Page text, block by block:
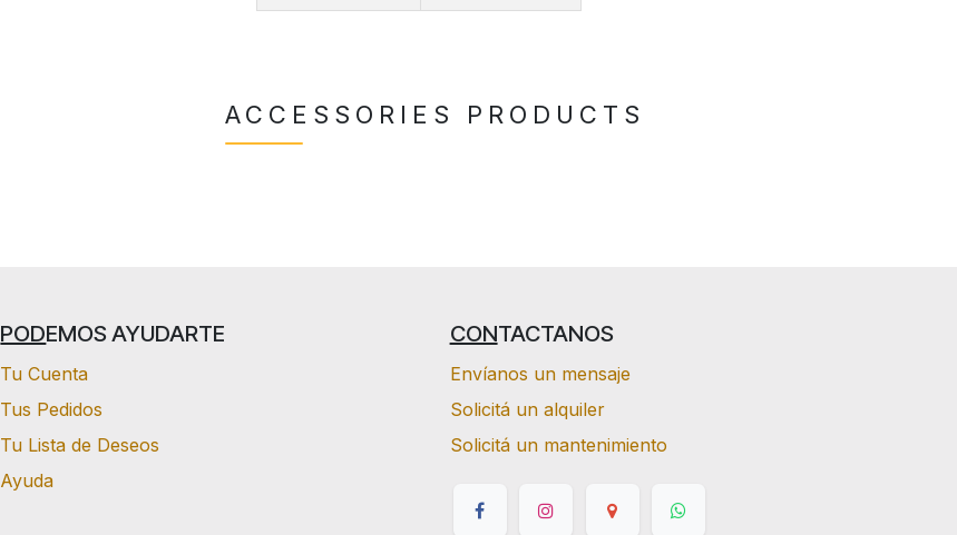
ACCESSORIES PRODUCTS
PODEMOS AYUDARTE
Tu Cuenta
Tus Pedidos
Tu Lista de Deseos
Ayuda
CONTACTANOS
Envíanos un mensaje
Solicitá un alquiler
Solicitá un mantenimiento